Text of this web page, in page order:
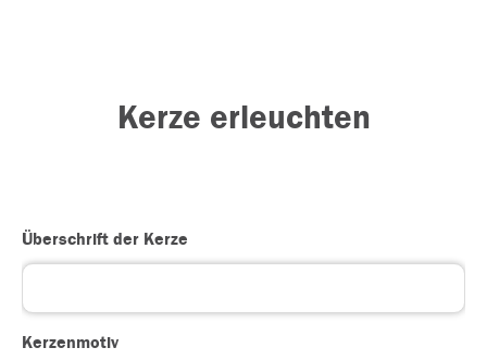
Kerze erleuchten
Überschrift der Kerze
Kerzenmotiv